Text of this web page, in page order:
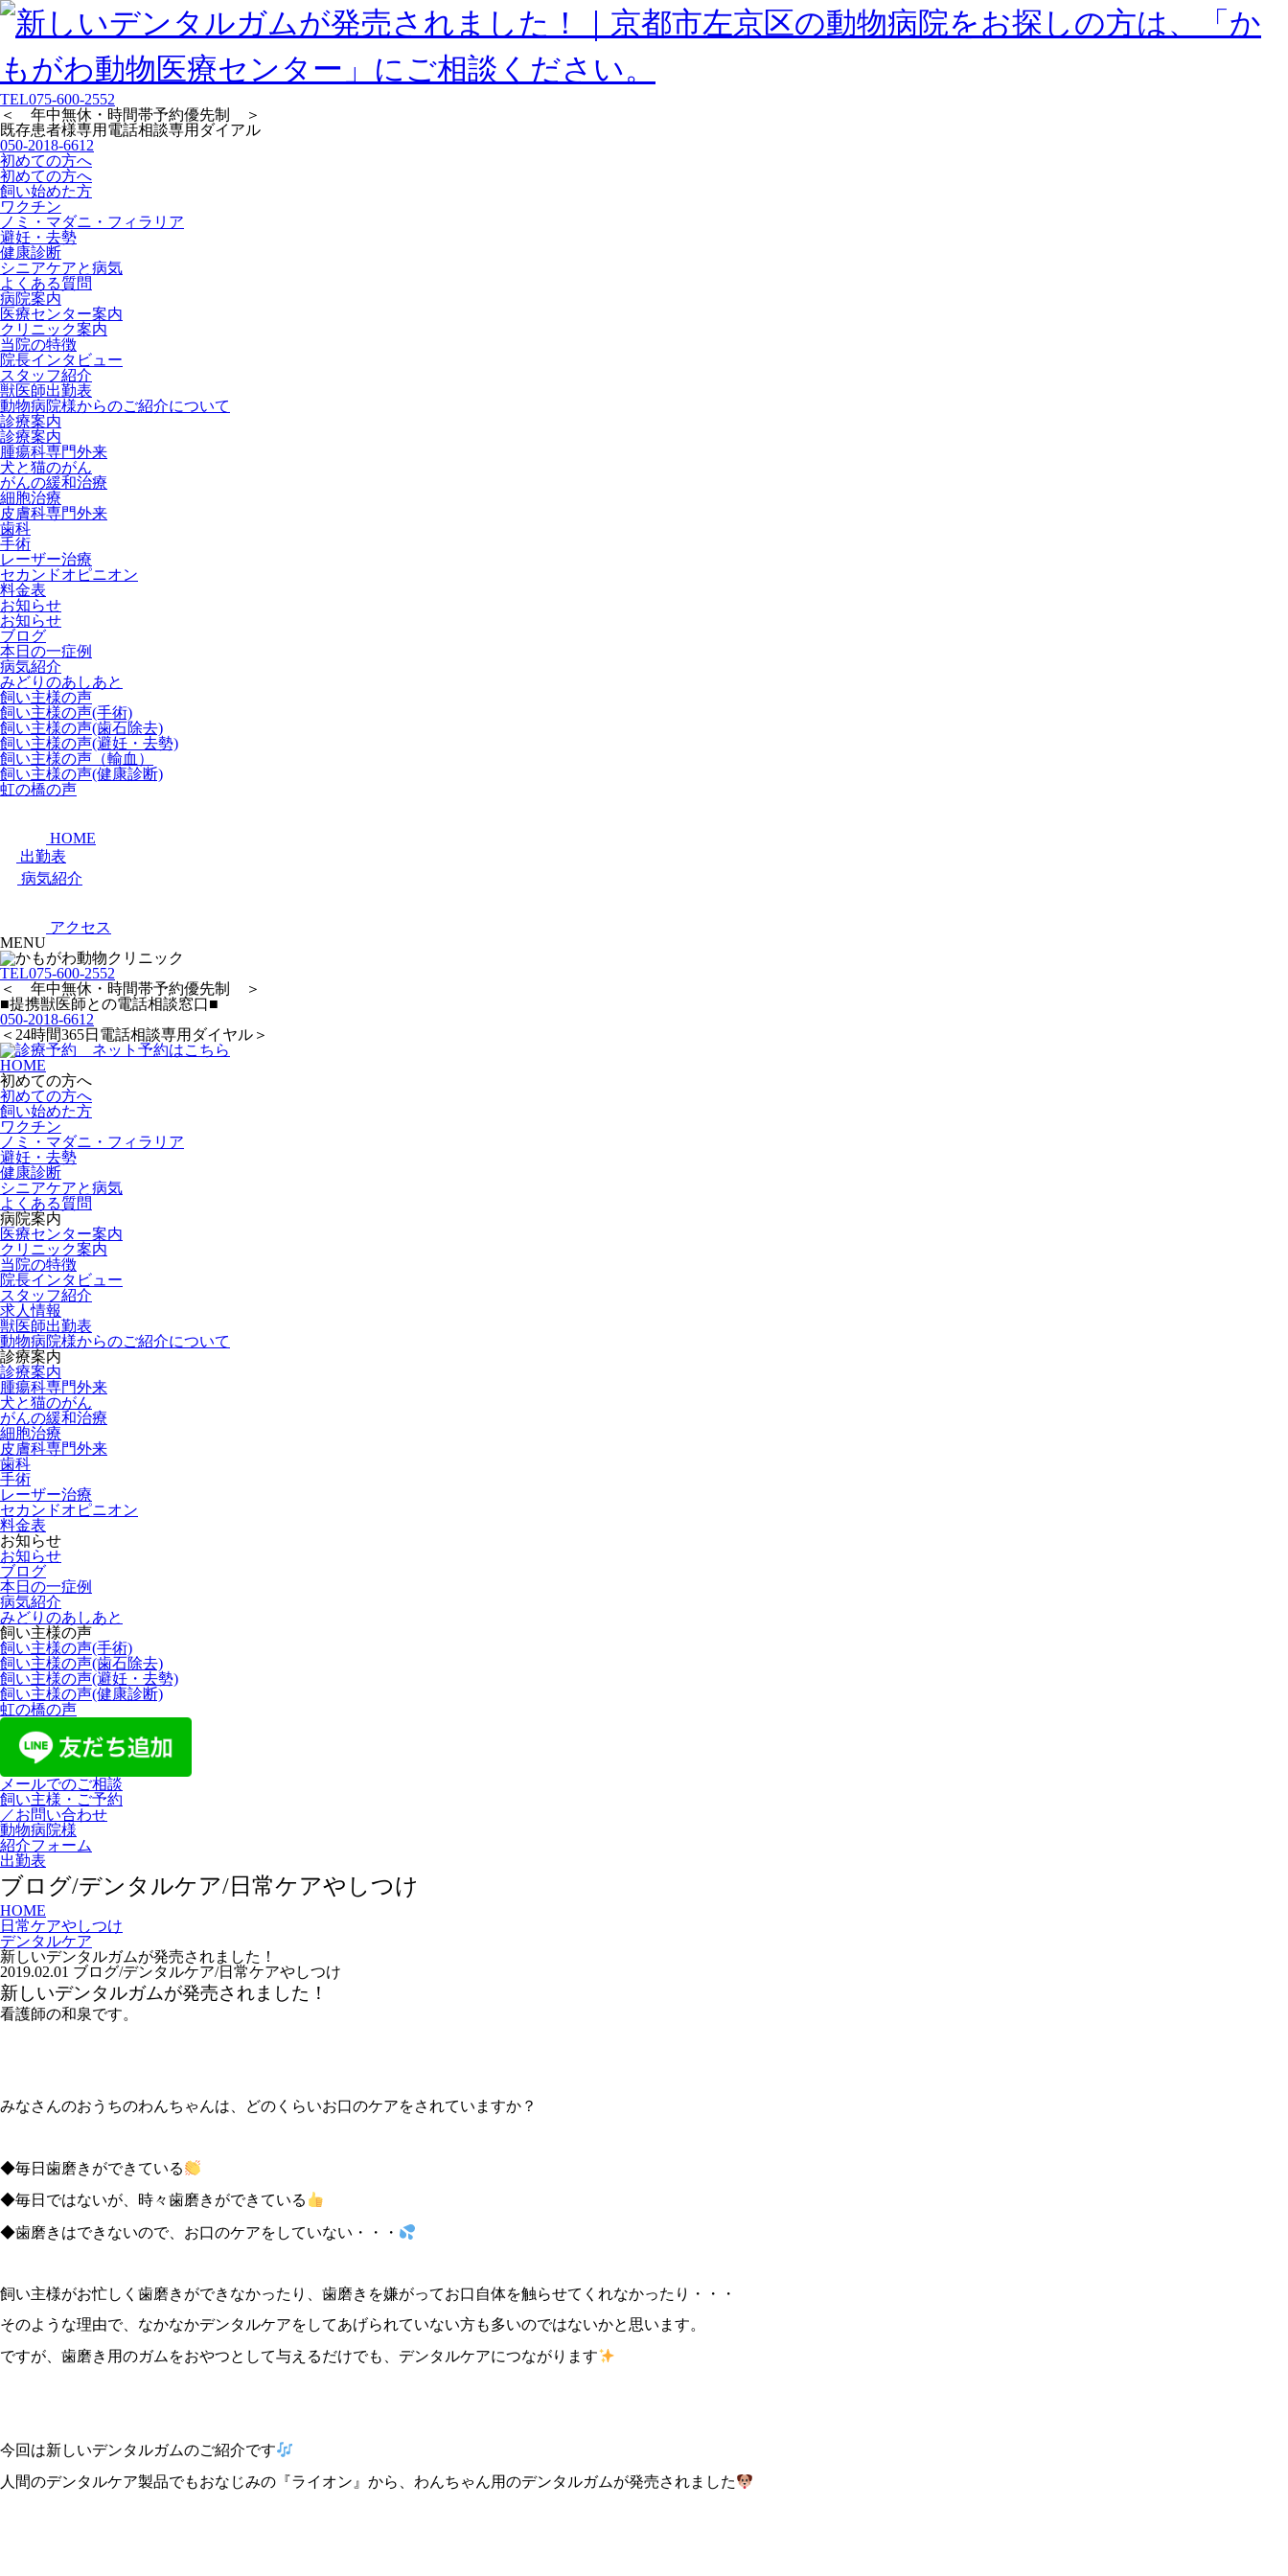
TEL075-600-2552
＜ 年中無休・時間帯予約優先制 ＞
既存患者様専用 電話相談専用ダイアル
050-2018-6612
初めての方へ
初めての方へ
飼い始めた方
ワクチン
ノミ・マダニ・フィラリア
避妊・去勢
健康診断
シニアケアと病気
よくある質問
病院案内
医療センター案内
クリニック案内
当院の特徴
院長インタビュー
スタッフ紹介
獣医師出勤表
動物病院様からのご紹介について
診療案内
診療案内
腫瘍科専門外来
犬と猫のがん
がんの緩和治療
細胞治療
皮膚科専門外来
歯科
手術
レーザー治療
セカンドオピニオン
料金表
お知らせ
お知らせ
ブログ
本日の一症例
病気紹介
みどりのあしあと
飼い主様の声
飼い主様の声(手術)
飼い主様の声(歯石除去)
飼い主様の声(避妊・去勢)
飼い主様の声（輸血）
飼い主様の声(健康診断)
虹の橋の声
HOME
出勤表
病気紹介
アクセス
MENU
TEL075-600-2552
＜ 年中無休・時間帯予約優先制 ＞
■提携獣医師との電話相談窓口■
050-2018-6612
＜24時間365日電話相談専用ダイヤル＞
HOME
初めての方へ
初めての方へ
飼い始めた方
ワクチン
ノミ・マダニ・フィラリア
避妊・去勢
健康診断
シニアケアと病気
よくある質問
病院案内
医療センター案内
クリニック案内
当院の特徴
院長インタビュー
スタッフ紹介
求人情報
獣医師出勤表
動物病院様からのご紹介について
診療案内
診療案内
腫瘍科専門外来
犬と猫のがん
がんの緩和治療
細胞治療
皮膚科専門外来
歯科
手術
レーザー治療
セカンドオピニオン
料金表
お知らせ
お知らせ
ブログ
本日の一症例
病気紹介
みどりのあしあと
飼い主様の声
飼い主様の声(手術)
飼い主様の声(歯石除去)
飼い主様の声(避妊・去勢)
飼い主様の声(健康診断)
虹の橋の声
メールでのご相談
飼い主様・ご予約
／お問い合わせ
動物病院様
紹介フォーム
出勤表
ブログ/デンタルケア/日常ケアやしつけ
HOME
日常ケアやしつけ
デンタルケア
新しいデンタルガムが発売されました！
2019.02.01 ブログ/デンタルケア/日常ケアやしつけ
新しいデンタルガムが発売されました！
看護師の和泉です。
みなさんのおうちのわんちゃんは、どのくらいお口のケアをされていますか？
◆毎日歯磨きができている
◆毎日ではないが、時々歯磨きができている
◆歯磨きはできないので、お口のケアをしていない・・・
飼い主様がお忙しく歯磨きができなかったり、歯磨きを嫌がってお口自体を触らせてくれなかったり・・・
そのような理由で、なかなかデンタルケアをしてあげられていない方も多いのではないかと思います。
ですが、歯磨き用のガムをおやつとして与えるだけでも、デンタルケアにつながります
今回は新しいデンタルガムのご紹介です
人間のデンタルケア製品でもおなじみの『ライオン』から、わんちゃん用のデンタルガムが発売されました